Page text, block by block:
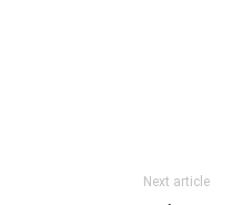
Next article